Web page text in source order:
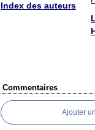
Index des auteurs
Commentaires
Ajouter